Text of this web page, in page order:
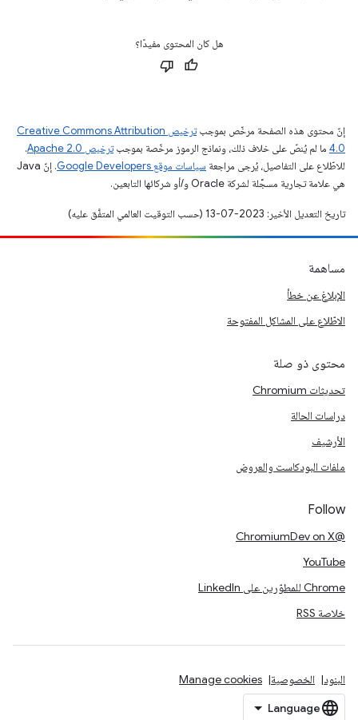
هل كان المحتوى مفيدًا؟
إنّ محتوى هذه الصفحة مرخّص بموجب
ترخيص Creative Commons Attribution
4.0‏ ما لم يُنصّ على خلاف ذلك، ونماذج الرموز مرخّصة بموجبترخيص Apache 2.0‏
.
للاطّلاع على التفاصيل، يُرجى مراجعة سياسات موقع Google Developers‏
. إنّ Java
هي علامة تجارية مسجَّلة لشركة Oracle و/أو شركائها التابعين.
تاريخ التعديل الأخير: 2023-07-13 (حسب التوقيت العالمي المتفَّق عليه)
مساهمة
الإبلاغ عن خطأ
الاطّلاع على المشاكل المفتوحة
محتوى ذو صلة
تحديثات Chromium
دراسات الحالة
الأرشيف
ملفات البودكاست والعروض
Follow
@ChromiumDev on X
YouTube
Chrome للمطوّرين على LinkedIn
خلاصة RSS
البنود الخصوصية Manage cookies